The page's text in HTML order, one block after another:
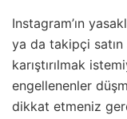
Instagram’ın
ya da takipçi satın
karıştırılmak
engellenenler
dikkat etmeniz